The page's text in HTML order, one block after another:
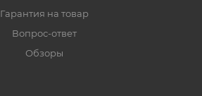
Гарантия на товар
Вопрос-ответ
Обзоры